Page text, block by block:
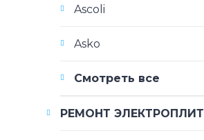
Ascoli
Asko
Смотреть все
РЕМОНТ ЭЛЕКТРОПЛИТ